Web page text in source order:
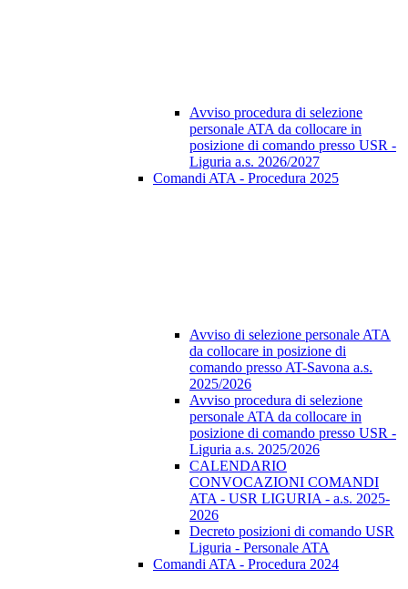
Avviso procedura di selezione
personale ATA da collocare in
posizione di comando presso USR -
Liguria a.s. 2026/2027
Comandi ATA - Procedura 2025
Avviso di selezione personale ATA
da collocare in posizione di
comando presso AT-Savona a.s.
2025/2026
Avviso procedura di selezione
personale ATA da collocare in
posizione di comando presso USR -
Liguria a.s. 2025/2026
CALENDARIO
CONVOCAZIONI COMANDI
ATA - USR LIGURIA - a.s. 2025-
2026
Decreto posizioni di comando USR
Liguria - Personale ATA
Comandi ATA - Procedura 2024